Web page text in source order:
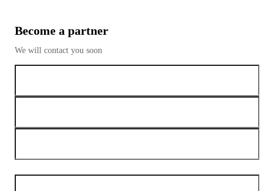
Become a partner
We will contact you soon